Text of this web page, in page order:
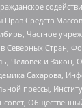
Средств
Частное
Северных Стран,
Человек и Закон,
Сахарова,
прессы,